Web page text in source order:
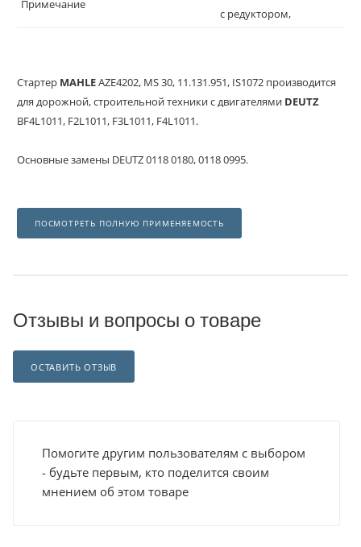
Примечание
с редуктором,
Стартер MAHLEAZE4202, MS 30, 11.131.951, IS1072 производится
для дорожной, строительной техники с двигателями DEUTZ
BF4L1011, F2L1011, F3L1011, F4L1011.
Основные замены DEUTZ 0118 0180, 0118 0995.
ПОСМОТРЕТЬ ПОЛНУЮ ПРИМЕНЯЕМОСТЬ
Отзывы и вопросы о товаре
ОСТАВИТЬ ОТЗЫВ
Помогите другим пользователям с выбором
- будьте первым, кто поделится своим
мнением об этом товаре